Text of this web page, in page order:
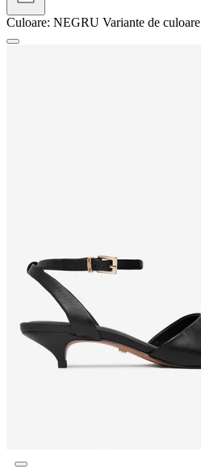
Culoare: NEGRU Variante de culoare